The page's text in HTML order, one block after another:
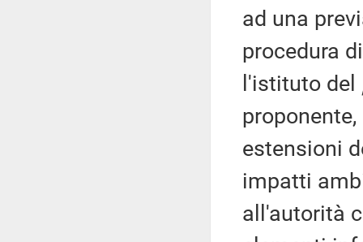
ad una
procedura
l'istituto del
estensioni
impatti
all'autorità